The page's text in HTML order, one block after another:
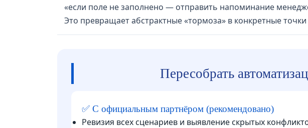
«если поле не заполнено — отправить напоминание
Это превращает абстрактные «тормоза» в конкретные точки
Пересобрать
✅ С официальным партнёром (рекомендовано)
Ревизия всех сценариев и выявление скрытых